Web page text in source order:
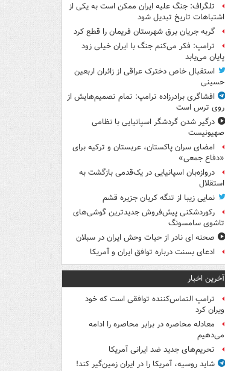
تلگراف: جنگ علیه ایران ممکن است به یکی از
اشتباهات تاریخ تبدیل شود
گربه جریان برق شهرستان فریمان را قطع کرد
ترامپ: فکر می‌کنم جنگ با ایران خیلی زود
پایان می‌یابد
استقبال خاص دخترک عراقی از زائران اربعین
حسینی
افشاگری برادرزاده ترامپ: تمام تصمیم‌هایش از
روی ترس است
درگیر شدن گردشگر اسپانیایی با نظامی
صهیونیست
امضای سران پاکستان، عربستان و ترکیه برای
«دفاع جمعی»
دروازه‌بان اسپانیایی در یک‌قدمی بازگشت به
استقلال
نمایی زیبا از تنگه کریان جزیره قشم
رکوردشکنی پیش‌فروش جدیدترین گوشی‌های
تاشوی سامسونگ
صحنه ای نادر از حیات وحش ایران در سبلان
ادعای بسنت درباره توافق ایران و آمریکا
آخرین اخبار
ترامپ التماس‌کننده توافقی است که خود
ویران کرد
معادله محاصره در برابر محاصره را ادامه
می‌دهیم
تحریم‌های جدید ضد ایرانی آمریکا
شاید روسیه، آمریکا را در ایران زمین‌گیر کند!